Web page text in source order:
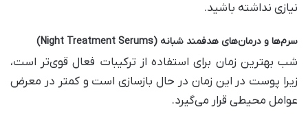
نیازی نداشته باشید.
سرم‌ها و درمان‌های هدفمند شبانه (Night Treatment Serums)
شب بهترین زمان برای استفاده از ترکیبات فعال قوی‌تر است،
زیرا پوست در این زمان در حال بازسازی است و کمتر در معرض
عوامل محیطی قرار می‌گیرد.